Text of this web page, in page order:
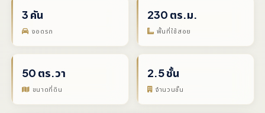
3 คัน
จอดรถ
230 ตร.ม.
พื้นที่ใช้สอย
50 ตร.วา
ขนาดที่ดิน
2.5 ชั้น
จำนวนชั้น